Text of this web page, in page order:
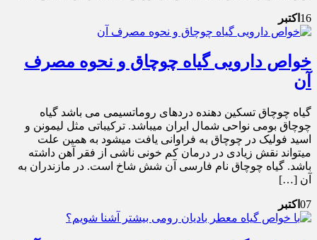
16 اکتبر
خواص دارویی گیاه چوچاق و نحوه مصرف
آن
گیاه چوچاق تسکین دهنده دردهای روماتسیمی می باشد گیاه
چوچاق بومی نواحی شمال ایران میباشد. ترکیباتی مثل لیمونن و
اسید فولیک در چوچاق به فراوانی یافت ميشود به همین علت
میتواند نقش زیادی در درمان کم خونی ناشی از فقر آهن داشته
باشد. گیاه چوچاق نام فارسی آن شش شاخ است. در مازندران به
آن […]
07اکتبر